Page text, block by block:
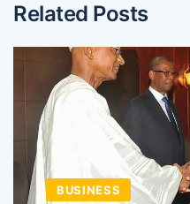
Related Posts
BUSINESS